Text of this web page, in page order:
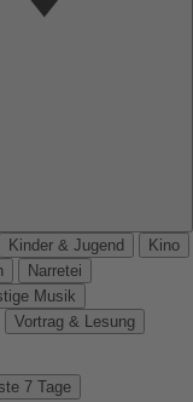
Kinder & Jugend
Kino
Narretei
Musik
Vortrag & Lesung
7 Tage